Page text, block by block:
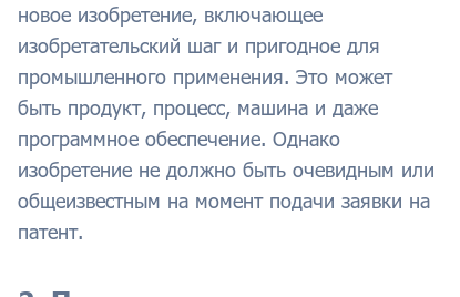
новое изобретение, включающее
изобретательский шаг и пригодное для
промышленного применения. Это может
быть продукт, процесс, машина и даже
программное обеспечение. Однако
изобретение не должно быть очевидным или
общеизвестным на момент подачи заявки на
патент.